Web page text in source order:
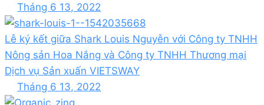
Tháng 6 13, 2022
Lễ ký kết giữa Shark Louis Nguyễn với Công ty TNHH
Nông sản Hoa Nắng và Công ty TNHH Thương mại
Dịch vụ Sản xuấn VIETSWAY
Tháng 6 13, 2022